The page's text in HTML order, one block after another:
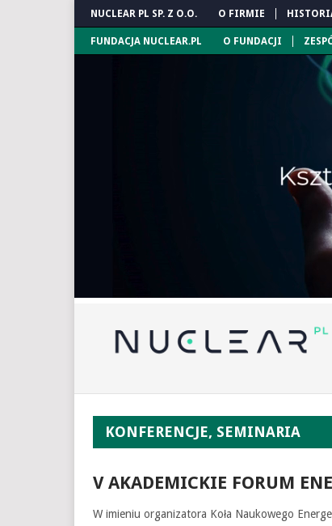
NUCLEAR PL SP. Z O.O. O FIRMIE
FUNDACJA NUCLEAR.PL O FUNDACJI
KONFERENCJE, SEMINARIA
V AKADEMICKIE FORUM
W imieniu organizatora Koła Naukowego